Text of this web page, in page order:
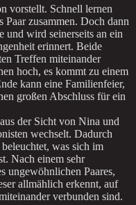
vorstellt. Schnell lernen
Paar zusammen. Doch dann
und wird seinerseits an ein
erinnert. Beide
Treffen miteinander
hoch, es kommt zu einem
kann eine Familienfeier,
großen Abschluss für ein
der Sicht von Nina und
wechselt. Dadurch
was sich im
Nach einem sehr
ungewöhnlichen Paares,
allmählich erkennt, auf
verbunden sind.